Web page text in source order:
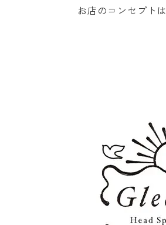
お店のコンセプト